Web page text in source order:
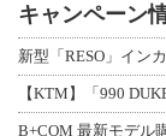
キャンペーン
【KTM】「990